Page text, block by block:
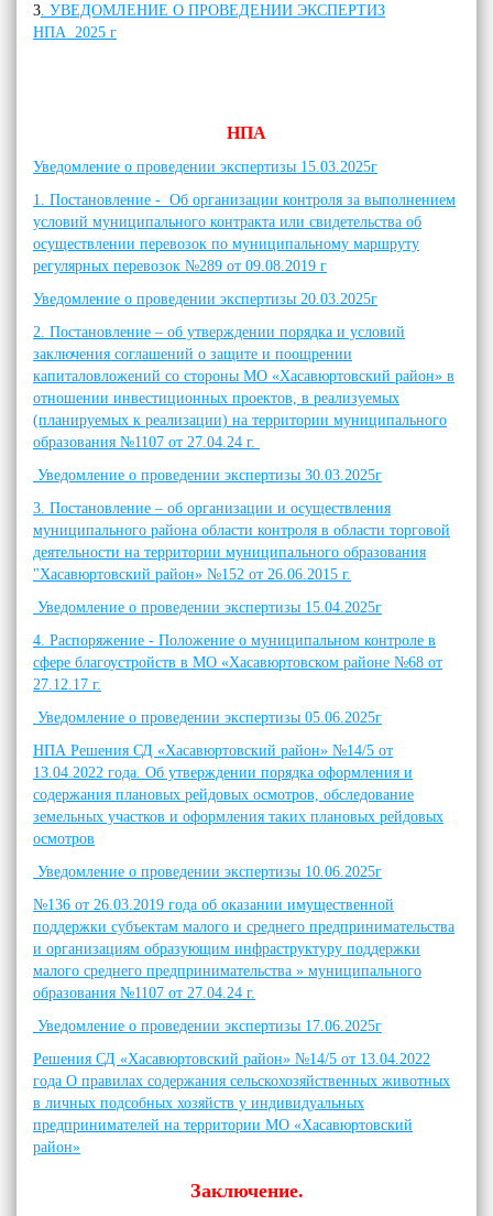
3. УВЕДОМЛЕНИЕ О ПРОВЕДЕНИИ ЭКСПЕРТИЗ
НПА 2025 г
НПА
Уведомление о проведении экспертизы 15.03.2025г
1. Постановление - Об организации контроля за выполнением
условий муниципального контракта или свидетельства об
осуществлении перевозок по муниципальному маршруту
регулярных перевозок №289 от 09.08.2019 г
Уведомление о проведении экспертизы 20.03.2025г
2. Постановление – об утверждении порядка и условий
заключения соглашений о защите и поощрении
капиталовложений со стороны МО «Хасавюртовский район» в
отношении инвестиционных проектов, в реализуемых
(планируемых к реализации) на территории муниципального
образования №1107 от 27.04.24 г.
Уведомление о проведении экспертизы 30.03.2025г
3. Постановление – об организации и осуществления
муниципального района области контроля в области торговой
деятельности на территории муниципального образования
"Хасавюртовский район» №152 от 26.06.2015 г.
Уведомление о проведении экспертизы 15.04.2025г
4. Распоряжение - Положение о муниципальном контроле в
сфере благоустройств в МО «Хасавюртовском районе №68 от
27.12.17 г.
Уведомление о проведении экспертизы 05.06.2025г
НПА Решения СД «Хасавюртовский район» №14/5 от
13.04.2022 года. Об утверждении порядка оформления и
содержания плановых рейдовых осмотров, обследование
земельных участков и оформления таких плановых рейдовых
осмотров
Уведомление о проведении экспертизы 10.06.2025г
№136 от 26.03.2019 года об оказании имущественной
поддержки субъектам малого и среднего предпринимательства
и организациям образующим инфраструктуру поддержки
малого среднего предпринимательства » муниципального
образования №1107 от 27.04.24 г.
Уведомление о проведении экспертизы 17.06.2025г
Решения СД «Хасавюртовский район» №14/5 от 13.04.2022
года О правилах содержания сельскохозяйственных животных
в личных подсобных хозяйств у индивидуальных
предпринимателей на территории МО «Хасавюртовский
район»
Заключение.